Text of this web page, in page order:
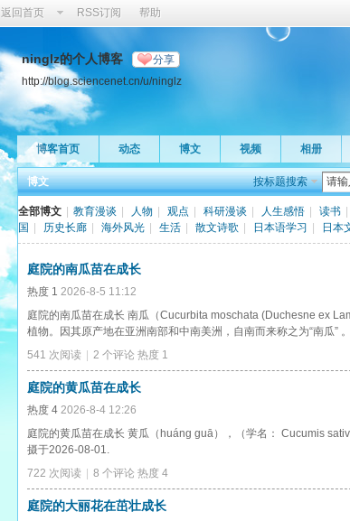
返回首页 RSS订阅 帮助
ninglz的个人博客 分享
http://blog.sciencenet.cn/u/ninglz
博客首页 动态 博文 视频 相册
博文 按标题搜索
全部博文 教育漫谈 人物 观点 科研漫谈 人生感悟 读书
国
历史长廊 海外风光 生活 散文诗歌 日本语学习 日本
庭院的南瓜苗在成长
热度 1 2026-8-5 11:12
庭院的南瓜苗在成长 南瓜（Cucurbita moschata (Duchesne ex
植物。因其原产地在亚洲南部和中南美洲，自南而来称之为“南瓜”
541 次阅读
2 个评论 热度 1
庭院的黄瓜苗在成长
热度 4 2026-8-4 12:26
庭院的黄瓜苗在成长 黄瓜（huáng guā），（学名： Cucumis
摄于2026-08-01.
722 次阅读
8 个评论 热度 4
庭院的大丽花在茁壮成长